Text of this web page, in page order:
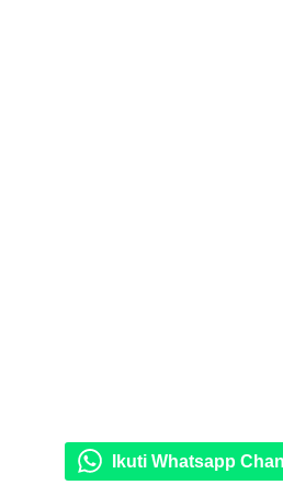
Ikuti Whatsapp